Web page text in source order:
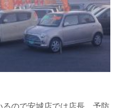
ので安城店では店長、予防